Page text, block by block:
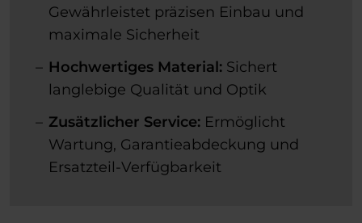
Gewährleistet präzisen Einbau und
maximale Sicherheit
Hochwertiges Material: Sichert
langlebige Qualität und Optik
Zusätzlicher Service: Ermöglicht
Wartung, Garantieabdeckung und
Ersatzteil-Verfügbarkeit